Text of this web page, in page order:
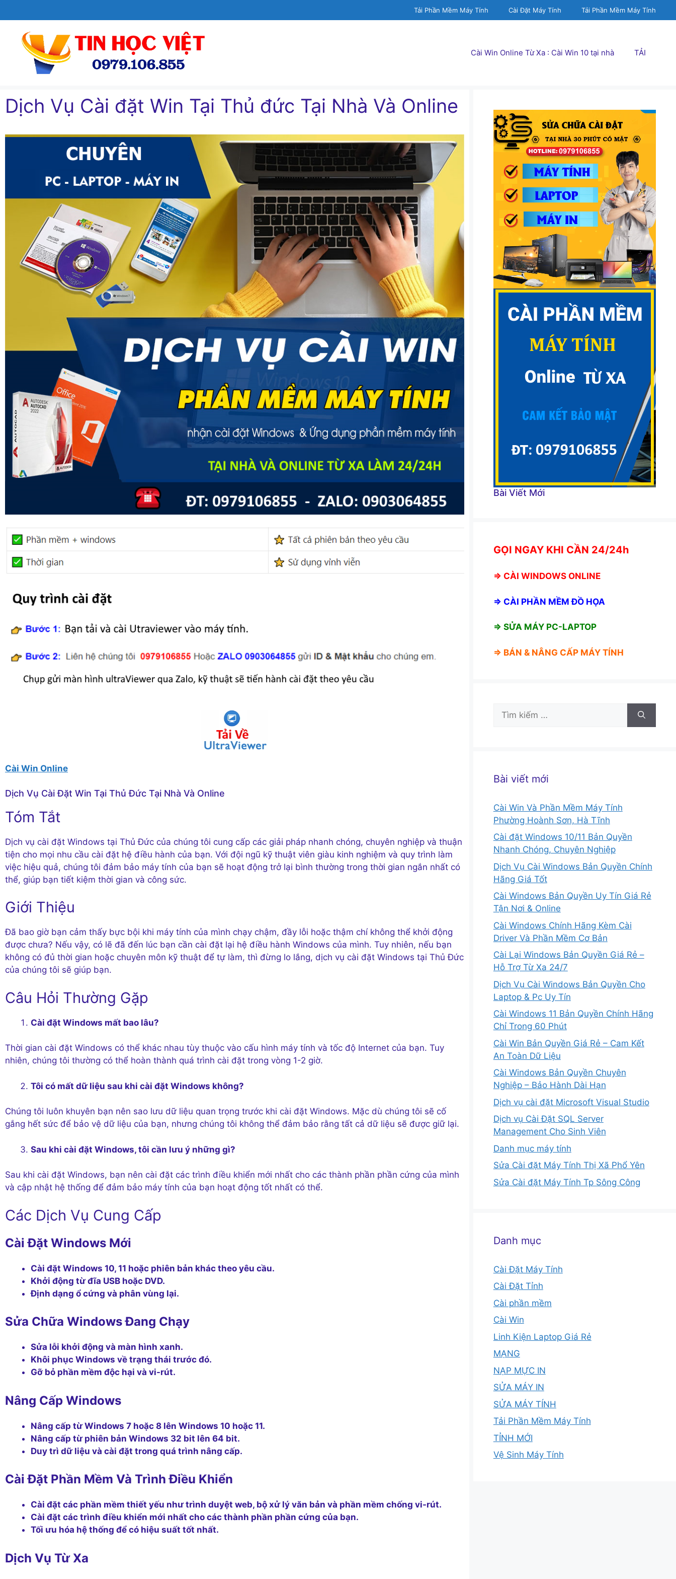
đến
Tải Phần Mềm Máy Tính Cài Đặt Máy Tính Tải Phần Mềm Máy Tính
Cài Win Online Từ Xa : Cài Win 10 tại nhà TẢI
Dịch Vụ Cài đặt Win Tại Thủ đức Tại Nhà Và Online
Cài Win Online
Dịch Vụ Cài Đặt Win Tại Thủ Đức Tại Nhà Và Online
Tóm Tắt
Dịch vụ cài đặt Windows tại Thủ Đức của chúng tôi cung cấp các giải pháp nhanh chóng, chuyên nghiệp và thuận
tiện cho mọi nhu cầu cài đặt hệ điều hành của bạn. Với đội ngũ kỹ thuật viên giàu kinh nghiệm và quy trình làm
việc hiệu quả, chúng tôi đảm bảo máy tính của bạn sẽ hoạt động trở lại bình thường trong thời gian ngắn nhất có
thể, giúp bạn tiết kiệm thời gian và công sức.
Giới Thiệu
Đã bao giờ bạn cảm thấy bực bội khi máy tính của mình chạy chậm, đầy lỗi hoặc thậm chí không thể khởi động
được chưa? Nếu vậy, có lẽ đã đến lúc bạn cần cài đặt lại hệ điều hành Windows của mình. Tuy nhiên, nếu bạn
không có đủ thời gian hoặc chuyên môn kỹ thuật để tự làm, thì đừng lo lắng, dịch vụ cài đặt Windows tại Thủ Đức
của chúng tôi sẽ giúp bạn.
Câu Hỏi Thường Gặp
Cài đặt Windows mất bao lâu?
Thời gian cài đặt Windows có thể khác nhau tùy thuộc vào cấu hình máy tính và tốc độ Internet của bạn. Tuy
nhiên, chúng tôi thường có thể hoàn thành quá trình cài đặt trong vòng 1-2 giờ.
Tôi có mất dữ liệu sau khi cài đặt Windows không?
Chúng tôi luôn khuyên bạn nên sao lưu dữ liệu quan trọng trước khi cài đặt Windows. Mặc dù chúng tôi sẽ cố
gắng hết sức để bảo vệ dữ liệu của bạn, nhưng chúng tôi không thể đảm bảo rằng tất cả dữ liệu sẽ được giữ lại.
Sau khi cài đặt Windows, tôi cần lưu ý những gì?
Sau khi cài đặt Windows, bạn nên cài đặt các trình điều khiển mới nhất cho các thành phần phần cứng của mình
và cập nhật hệ thống để đảm bảo máy tính của bạn hoạt động tốt nhất có thể.
Các Dịch Vụ Cung Cấp
Cài Đặt Windows Mới
Cài đặt Windows 10, 11 hoặc phiên bản khác theo yêu cầu.
Khởi động từ đĩa USB hoặc DVD.
Định dạng ổ cứng và phân vùng lại.
Sửa Chữa Windows Đang Chạy
Sửa lỗi khởi động và màn hình xanh.
Khôi phục Windows về trạng thái trước đó.
Gỡ bỏ phần mềm độc hại và vi-rút.
Nâng Cấp Windows
Nâng cấp từ Windows 7 hoặc 8 lên Windows 10 hoặc 11.
Nâng cấp từ phiên bản Windows 32 bit lên 64 bit.
Duy trì dữ liệu và cài đặt trong quá trình nâng cấp.
Cài Đặt Phần Mềm Và Trình Điều Khiển
Cài đặt các phần mềm thiết yếu như trình duyệt web, bộ xử lý văn bản và phần mềm chống vi-rút.
Cài đặt các trình điều khiển mới nhất cho các thành phần phần cứng của bạn.
Tối ưu hóa hệ thống để có hiệu suất tốt nhất.
Dịch Vụ Từ Xa
Bài Viết Mới
GỌI NGAY KHI CẦN 24/24h
⇒ CÀI WINDOWS ONLINE
⇒ CÀI PHẦN MỀM ĐỒ HỌA
⇒ SỬA MÁY PC-LAPTOP
⇒ BÁN & NÂNG CẤP MÁY TÍNH
Tìm
kiếm
Bài viết mới
Cài Win Và Phần Mềm Máy Tính
Phường Hoành Sơn, Hà Tĩnh
Cài đặt Windows 10/11 Bản Quyền
Nhanh Chóng, Chuyên Nghiệp
Dịch Vụ Cài Windows Bản Quyền Chính
Hãng Giá Tốt
Cài Windows Bản Quyền Uy Tín Giá Rẻ
Tận Nơi & Online
Cài Windows Chính Hãng Kèm Cài
Driver Và Phần Mềm Cơ Bản
Cài Lại Windows Bản Quyền Giá Rẻ –
Hỗ Trợ Từ Xa 24/7
Dịch Vụ Cài Windows Bản Quyền Cho
Laptop & Pc Uy Tín
Cài Windows 11 Bản Quyền Chính Hãng
Chỉ Trong 60 Phút
Cài Win Bản Quyền Giá Rẻ – Cam Kết
An Toàn Dữ Liệu
Cài Windows Bản Quyền Chuyên
Nghiệp – Bảo Hành Dài Hạn
Dịch vụ cài đặt Microsoft Visual Studio
Dịch vụ Cài Đặt SQL Server
Management Cho Sinh Viên
Danh mục máy tính
Sửa Cài đặt Máy Tính Thị Xã Phổ Yên
Sửa Cài đặt Máy Tính Tp Sông Công
Danh mục
Cài Đặt Máy Tính
Cài Đặt Tỉnh
Cài phần mềm
Cài Win
Linh Kiện Laptop Giá Rẻ
MẠNG
NẠP MỰC IN
SỬA MÁY IN
SỬA MÁY TÍNH
Tải Phần Mềm Máy Tính
TỈNH MỚI
Vệ Sinh Máy Tính